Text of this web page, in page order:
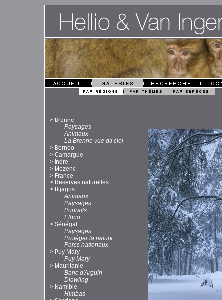
> Brenne
Paysages
Animaux
La Brenne vue du ciel
> Bornéo
> Camargue
> Indre
> Mezenc
> France
> Réserves naturelles
> Bijagos
Animaux
Paysages
Portraits
Ethno
> Sénégal
Paysages
Protéger la nature
Parcs nationaux
> Puy Mary
Puy Mary
> Mauritanie
Banc d'Arguin
Diawling
> Namibie
Himbas